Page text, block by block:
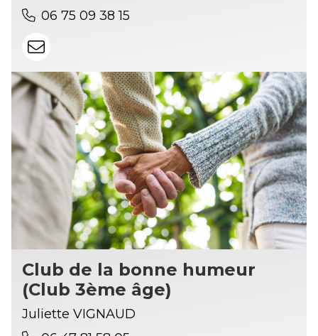
06 75 09 38 15
Club de la bonne humeur
(Club 3ème âge)
Juliette VIGNAUD